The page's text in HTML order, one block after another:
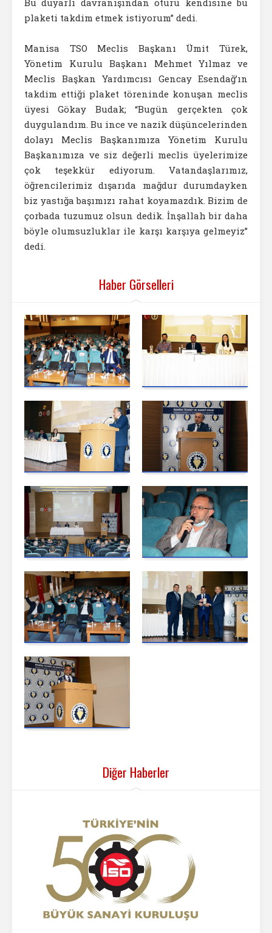
Bu duyarlı davranışından ötürü kendisine bu
plaketi takdim etmek istiyorum” dedi.
Manisa TSO Meclis Başkanı Ümit Türek,
Yönetim Kurulu Başkanı Mehmet Yılmaz ve
Meclis Başkan Yardımcısı Gencay Esendağ’ın
takdim ettiği plaket töreninde konuşan meclis
üyesi Gökay Budak; “Bugün gerçekten çok
duygulandım. Bu ince ve nazik düşüncelerinden
dolayı Meclis Başkanımıza Yönetim Kurulu
Başkanımıza ve siz değerli meclis üyelerimize
çok teşekkür ediyorum. Vatandaşlarımız,
öğrencilerimiz dışarıda mağdur durumdayken
biz yastığa başımızı rahat koyamazdık. Bizim de
çorbada tuzumuz olsun dedik. İnşallah bir daha
böyle olumsuzluklar ile karşı karşıya gelmeyiz”
dedi.
Haber Görselleri
Diğer Haberler